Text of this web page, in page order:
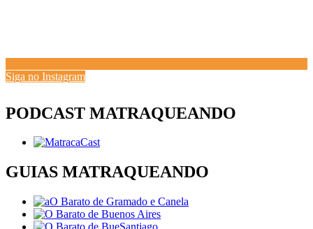
Siga no Instagram
PODCAST MATRAQUEANDO
GUIAS MATRAQUEANDO